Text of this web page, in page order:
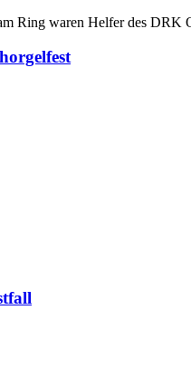
Ring waren Helfer des